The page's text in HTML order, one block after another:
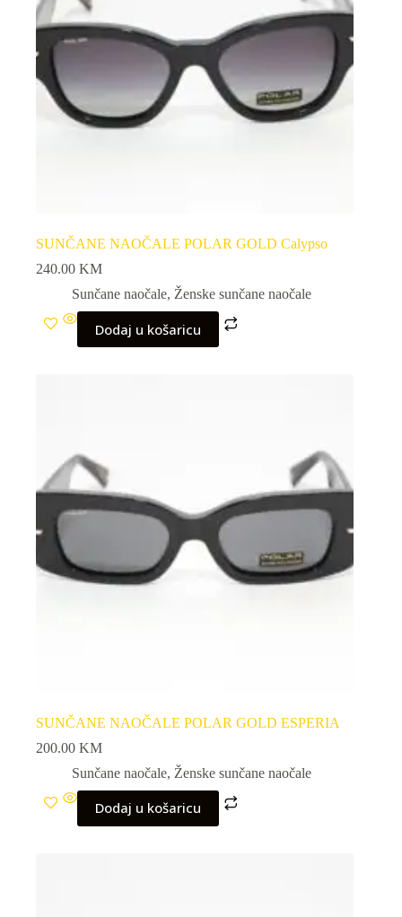
SUNČANE NAOČALE POLAR GOLD Calypso
240.00 KM
Sunčane naočale, Ženske sunčane naočale
Dodaj u košaricu
SUNČANE NAOČALE POLAR GOLD ESPERIA
200.00 KM
Sunčane naočale, Ženske sunčane naočale
Dodaj u košaricu